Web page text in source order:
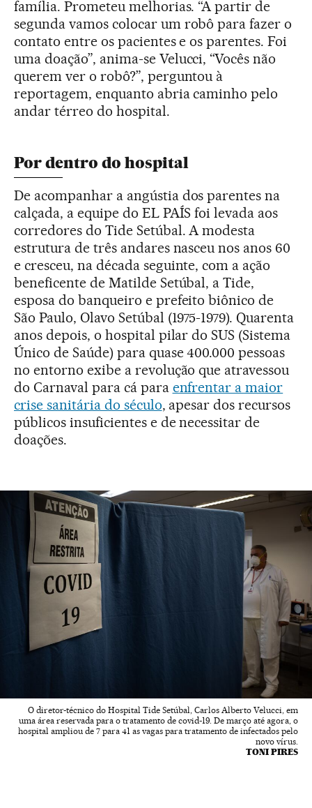
família. Prometeu melhorias. “A partir de
segunda vamos colocar um robô para fazer o
contato entre os pacientes e os parentes. Foi
uma doação”, anima-se Velucci, “Vocês não
querem ver o robô?”, perguntou à
reportagem, enquanto abria caminho pelo
andar térreo do hospital.
Por dentro do hospital
De acompanhar a angústia dos parentes na
calçada, a equipe do EL PAÍS foi levada aos
corredores do Tide Setúbal. A modesta
estrutura de três andares nasceu nos anos 60
e cresceu, na década seguinte, com a ação
beneficente de Matilde Setúbal, a Tide,
esposa do banqueiro e prefeito biônico de
São Paulo, Olavo Setúbal (1975-1979). Quarenta
anos depois, o hospital pilar do SUS (Sistema
Único de Saúde) para quase 400.000 pessoas
no entorno exibe a revolução que atravessou
do Carnaval para cá para enfrentar a maior
crise sanitária do século, apesar dos recursos
públicos insuficientes e de necessitar de
doações.
O diretor-técnico do Hospital Tide Setúbal, Carlos Alberto Velucci, em
uma área reservada para o tratamento de covid-19. De março até agora, o
hospital ampliou de 7 para 41 as vagas para tratamento de infectados pelo
novo vírus.
TONI PIRES